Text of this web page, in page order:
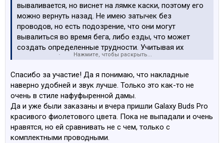
вываливается, но виснет на лямке каски, поэтому его
можно вернуть назад. Не имею затычек без
проводов, но есть подозрение, что они могут
вывалиться во время бега, либо езды, что может
создать определенные трудности. Учитывая их
стоимость будет накладно покупать каждый раз.
Нажмите, чтобы раскрыть...
Спасибо за участие! Да я понимаю, что накладные
наверно удобней и звук лучше. Только это как-то не
очень в стиле нафуфыренной дамы.
Да и уже были заказаны и вчера пришли Galaxy Buds Pro
красивого фиолетового цвета. Пока не выпадали и очень
нравятся, но ей сравнивать не с чем, только с
комплектными проводными.